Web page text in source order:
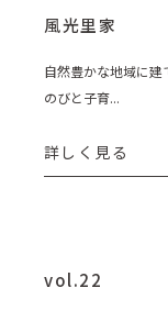
風光里家
自然豊かな地域に
のびと子育...
詳しく見る
vol.22